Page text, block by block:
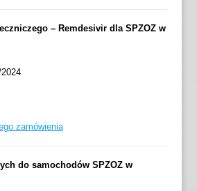
– Remdesivir dla SPZOZ w
zamówienia
do samochodów SPZOZ w